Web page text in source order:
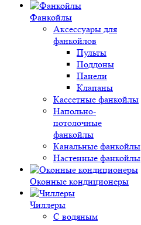
Фанкойлы
Аксессуары для
фанкойлов
Пульты
Поддоны
Панели
Клапаны
Кассетные фанкойлы
Напольно-
потолочные
фанкойлы
Канальные фанкойлы
Настенные фанкойлы
Оконные кондиционеры
Чиллеры
С водяным